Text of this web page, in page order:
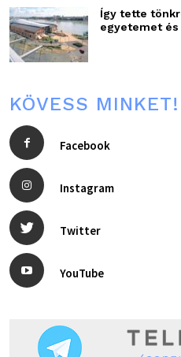
Így tette
egyetemet
KÖVESS MINKET!
Facebook
Instagram
Twitter
YouTube